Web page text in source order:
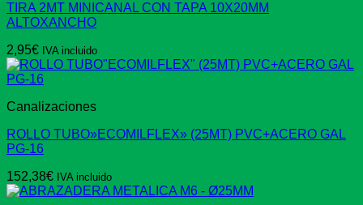
TIRA 2MT MINICANAL CON TAPA 10X20MM
ALTOXANCHO
2,95€ IVA incluido
Canalizaciones
ROLLO TUBO»ECOMILFLEX» (25MT) PVC+ACERO GAL
PG-16
152,38€ IVA incluido